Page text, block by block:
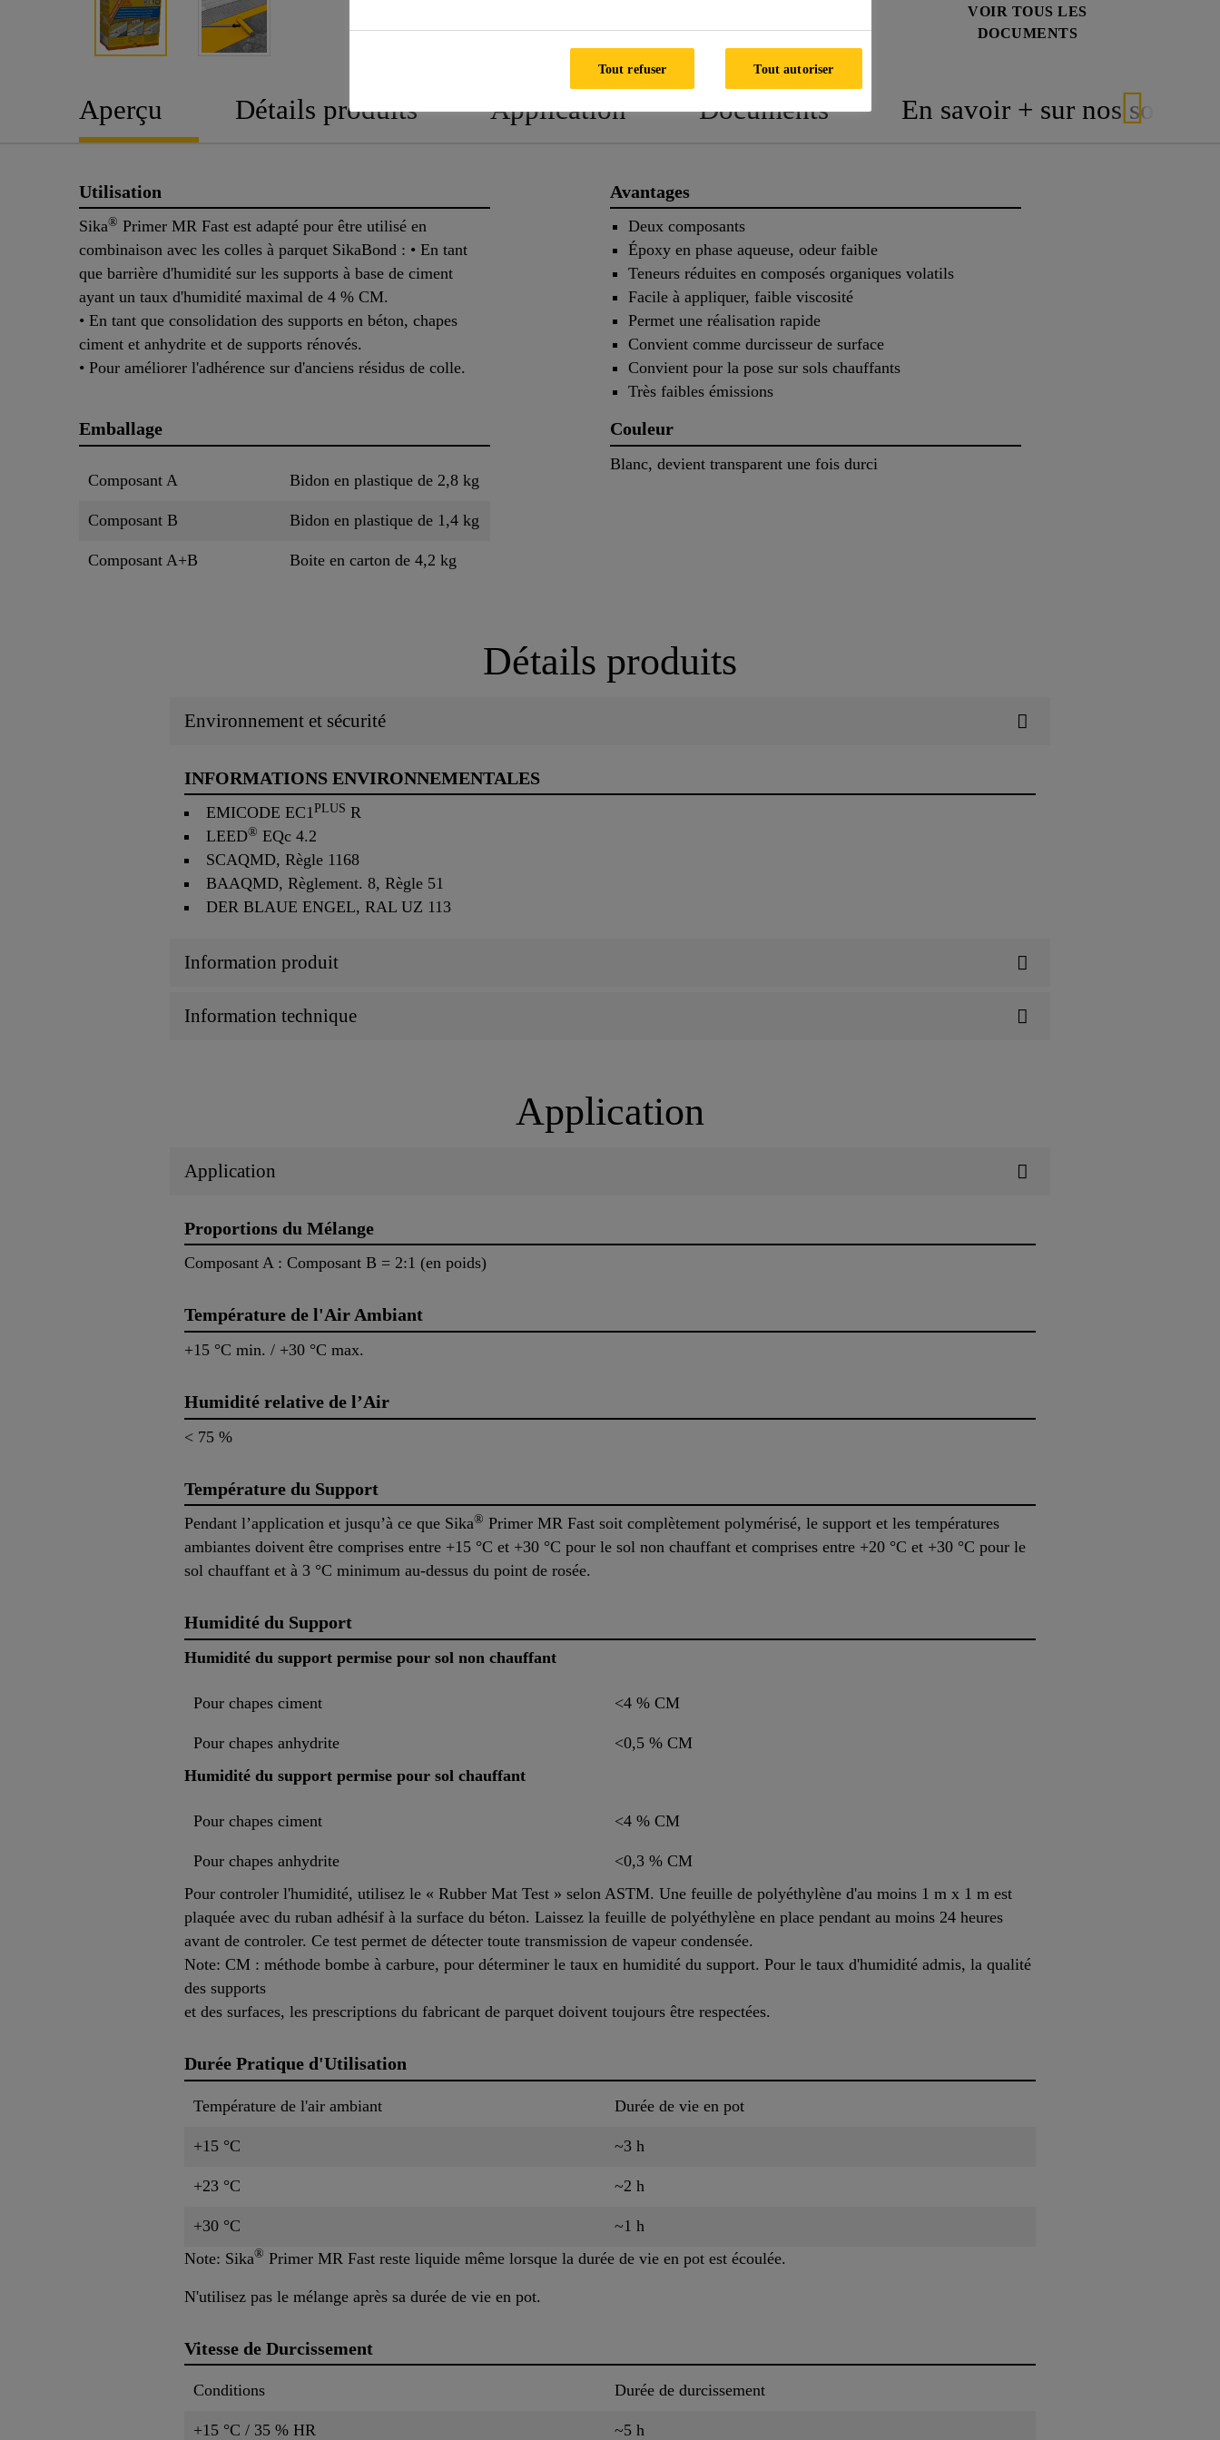
TECHNIQUE
SÉCURITÉ
VOIR TOUS LES
DOCUMENTS
Aperçu Détails produits Application Documents En savoir + sur nos
Utilisation
Sika® Primer MR Fast est adapté pour être utilisé en
combinaison avec les colles à parquet SikaBond : • En tant
que barrière d'humidité sur les supports à base de ciment
ayant un taux d'humidité maximal de 4 % CM.
• En tant que consolidation des supports en béton, chapes
ciment et anhydrite et de supports rénovés.
• Pour améliorer l'adhérence sur d'anciens résidus de colle.
Avantages
Deux composants
Époxy en phase aqueuse, odeur faible
Teneurs réduites en composés organiques volatils
Facile à appliquer, faible viscosité
Permet une réalisation rapide
Convient comme durcisseur de surface
Convient pour la pose sur sols chauffants
Très faibles émissions
Emballage
Composant A Bidon en plastique de 2,8 kg
Composant B Bidon en plastique de 1,4 kg
Composant A+B Boite en carton de 4,2 kg
Couleur
Blanc, devient transparent une fois durci
Détails produits
Environnement et sécurité
INFORMATIONS ENVIRONNEMENTALES
EMICODE EC1PLUS R
LEED® EQc 4.2
SCAQMD, Règle 1168
BAAQMD, Règlement. 8, Règle 51
DER BLAUE ENGEL, RAL UZ 113
Information produit
Information technique
Application
Application
Proportions du Mélange
Composant A : Composant B = 2:1 (en poids)
Température de l'Air Ambiant
+15 °C min. / +30 °C max.
Humidité relative de l’Air
< 75 %
Température du Support
Pendant l’application et jusqu’à ce que Sika® Primer MR Fast soit complètement polymérisé, le support et les températures
ambiantes doivent être comprises entre +15 °C et +30 °C pour le sol non chauffant et comprises entre +20 °C et +30 °C pour le
sol chauffant et à 3 °C minimum au-dessus du point de rosée.
Humidité du Support
Humidité du support permise pour sol non chauffant
Pour chapes ciment <4 % CM
Pour chapes anhydrite
<0,5 % CM
Humidité du support permise pour sol chauffant
Pour chapes ciment <4 % CM
Pour chapes anhydrite
<0,3 % CM
Pour controler l'humidité, utilisez le « Rubber Mat Test » selon ASTM. Une feuille de polyéthylène d'au moins 1 m x 1 m est
plaquée avec du ruban adhésif à la surface du béton. Laissez la feuille de polyéthylène en place pendant au moins 24 heures
avant de controler. Ce test permet de détecter toute transmission de vapeur condensée.
Note: CM : méthode bombe à carbure, pour déterminer le taux en humidité du support. Pour le taux d'humidité admis, la qualité
des supports
et des surfaces, les prescriptions du fabricant de parquet doivent toujours être respectées.
Durée Pratique d'Utilisation
Température de l'air ambiant Durée de vie en pot
+15 °C ~3 h
+23 °C ~2 h
+30 °C
~1 h
Note: Sika® Primer MR Fast reste liquide même lorsque la durée de vie en pot est écoulée.
N'utilisez pas le mélange après sa durée de vie en pot.
Vitesse de Durcissement
Conditions Durée de durcissement
+15 °C / 35 % HR ~5 h
Tout refuser Tout autoriser